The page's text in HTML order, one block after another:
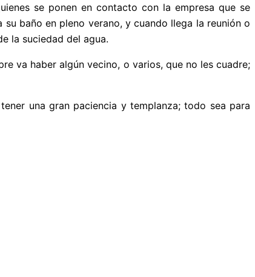
se ponen en contacto con la empresa que se
baño en pleno verano, y cuando llega la reunión o
la suciedad del agua.
va haber algún vecino, o varios, que no les cuadre;
una gran paciencia y templanza; todo sea para